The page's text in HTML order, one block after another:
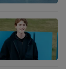
点的能力非
收获了滋
的张晓丽老